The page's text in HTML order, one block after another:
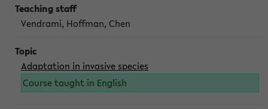
Vendrami, Hoffman, Chen
Adaptation in invasive species
Course taught in English